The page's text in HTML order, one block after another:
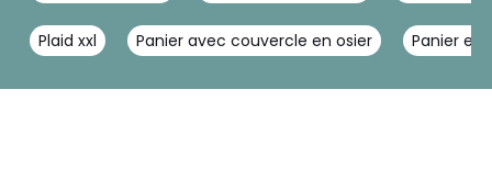
Plaid xxl Panier avec couvercle en osier Panier en